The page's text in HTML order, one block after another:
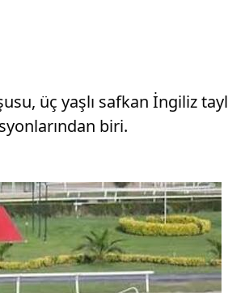
üç yaşlı safkan İngiliz
biri.